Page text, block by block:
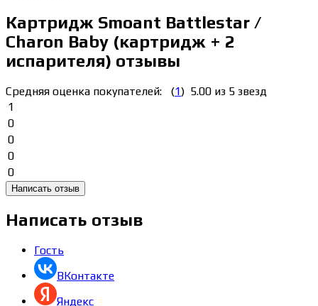
Картридж Smoant Battlestar /
Charon Baby (картридж + 2
испарителя) отзывы
Средняя оценка покупателей: (1) 5.00 из 5 звезд
1
0
0
0
0
Написать отзыв
Гость
ВКонтакте
Яндекс